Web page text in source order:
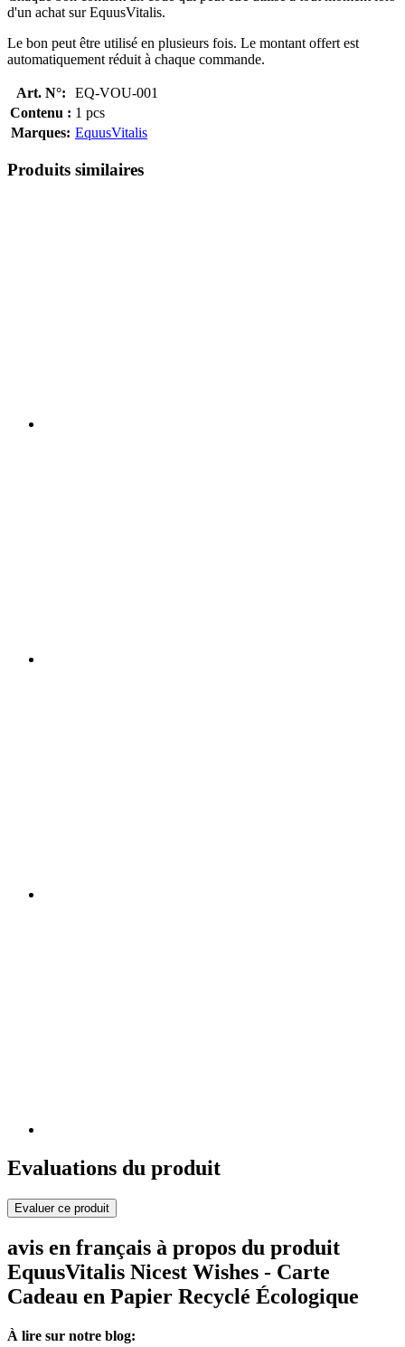
d'un achat sur EquusVitalis.
Le bon peut être utilisé en plusieurs fois. Le montant offert est
automatiquement réduit à chaque commande.
Art. N°:
EQ-VOU-001
Contenu : 1 pcs
Marques: EquusVitalis
Produits similaires
Evaluations du produit
Evaluer ce produit
avis en français à propos du produit
EquusVitalis Nicest Wishes - Carte
Cadeau en Papier Recyclé Écologique
À lire sur notre blog: